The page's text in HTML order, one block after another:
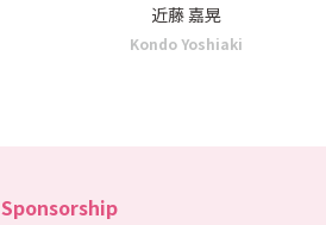
近藤 嘉晃
Kondo Yoshiaki
Sponsorship